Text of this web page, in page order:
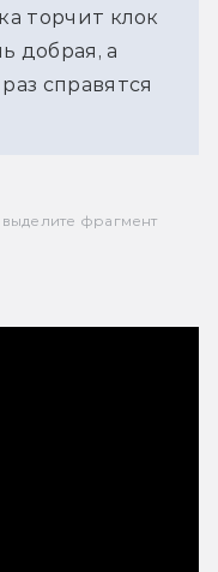
торчит клок
добрая, а
справятся
фрагмент